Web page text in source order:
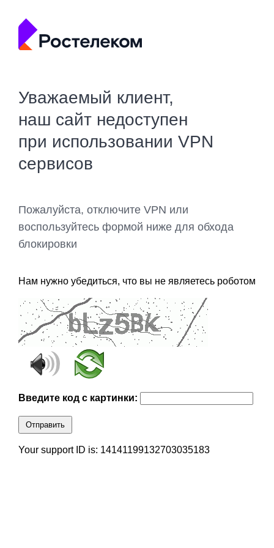
Уважаемый клиент,
наш сайт недоступен
при использовании VPN
сервисов
Пожалуйста, отключите VPN или
воспользуйтесь формой ниже для обхода
блокировки
Нам нужно убедиться, что вы не являетесь роботом
Введите код с картинки:
Отправить
Your support ID is: 14141199132703035183